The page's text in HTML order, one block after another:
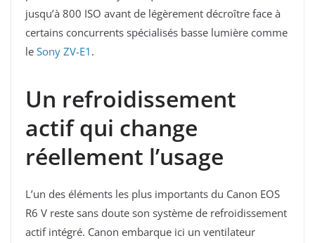
jusqu’à 800 ISO avant de légèrement décroître face à
certains concurrents spécialisés basse lumière comme
le Sony ZV-E1 .
Un refroidissement
actif qui change
réellement l’usage
L’un des éléments les plus importants du Canon EOS
R6 V reste sans doute son système de refroidissement
actif intégré. Canon embarque ici un ventilateur